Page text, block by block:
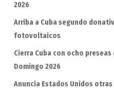
2026
Arriba a Cuba segundo
fotovoltaicos
Cierra Cuba con ocho
Domingo 2026
Anuncia Estados Unidos